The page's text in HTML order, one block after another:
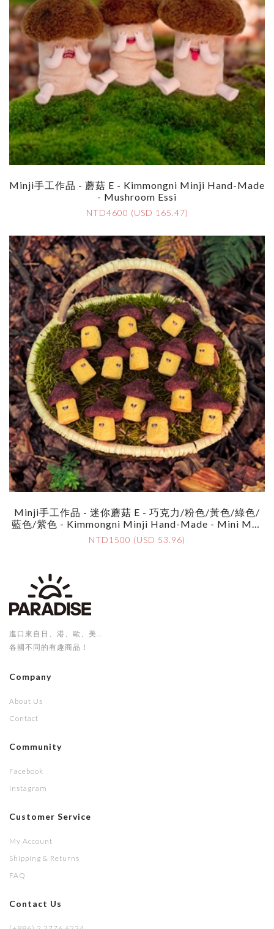
Minji手工作品 - 蘑菇 E - Kimmongni Minji Hand-Made
- Mushroom Essi
NTD4600 (USD 165.47)
Minji手工作品 - 迷你蘑菇 E - 巧克力/粉色/黃色/綠色/
藍色/紫色 - Kimmongni Minji Hand-Made - Mini Mus
Hroom Essi - Choco/Pink/Yellow/Green/Blue/Purple
NTD1500 (USD 53.96)
進口來自日、港、歐、美...
各國不同的有趣商品！
Company
About Us
Contact
Community
Facebook
Instagram
Customer Service
My Account
Shipping & Returns
FAQ
Contact Us